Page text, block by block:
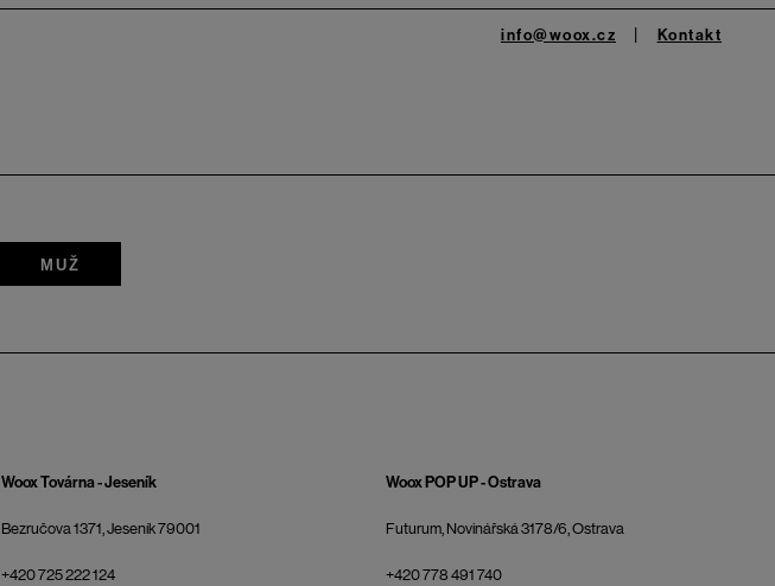
info@woox.cz Kontakt
MUŽ
Woox Továrna - Jeseník
Bezručova 1371, Jeseník 79001
+420 725 222 124
Woox POP UP - Ostrava
Futurum, Novinářská 3178/6, Ostrava
+420 778 491 740